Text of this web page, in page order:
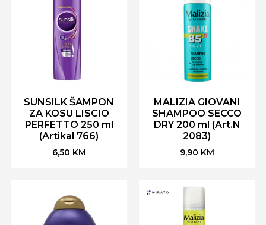
SUNSILK ŠAMPON
ZA KOSU LISCIO
PERFETTO 250 ml
(Artikal 766)
6,50 KM
MALIZIA GIOVANI
SHAMPOO SECCO
DRY 200 ml (Art.N
2083)
9,90 KM